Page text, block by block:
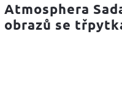
Atmosphera
obrazů se